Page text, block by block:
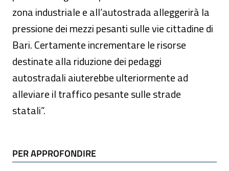
zona industriale e all’autostrada alleggerirà la
pressione dei mezzi pesanti sulle vie cittadine di
Bari. Certamente incrementare le risorse
destinate alla riduzione dei pedaggi
autostradali aiuterebbe ulteriormente ad
alleviare il traffico pesante sulle strade
statali”.
TI POTREBBE INTERESSARE
PER APPROFONDIRE